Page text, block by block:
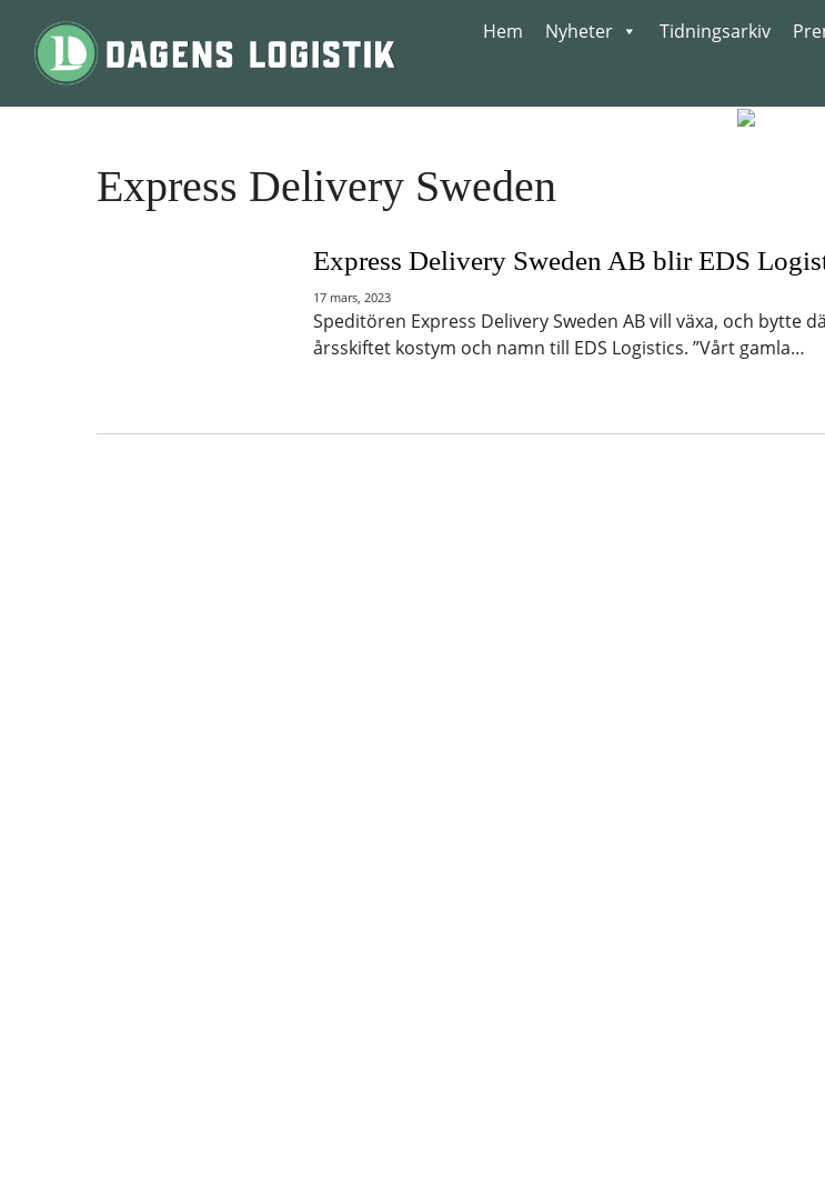
Hem Nyheter Tidningsarkiv
Express Delivery Sweden
Express Delivery Sweden AB blir EDS
17 mars, 2023
Speditören Express Delivery Sweden AB vill växa, och bytte
årsskiftet kostym och namn till EDS Logistics. ”Vårt gamla…